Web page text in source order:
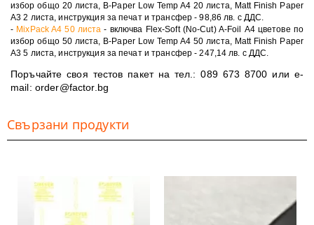
избор общо 20 листа, B-Paper Low Temp A4 20 листа, Matt Finish Paper
A3 2 листа, инструкция за печат и трансфер -98,86 лв. с ДДС.
- MixPack A4 50 листа - включва Flex-Soft (No-Cut) A-Foil А4 цветове по
избор общо 50 листа, B-Paper Low Temp A4 50 листа, Matt Finish Paper
A3 5 листа, инструкция за печат и трансфер -247,14 лв. с ДДС.
Поръчайте своя тестов пакет на тел.:089 673 8700 или e-
mail: order@factor.bg
Свързани продукти